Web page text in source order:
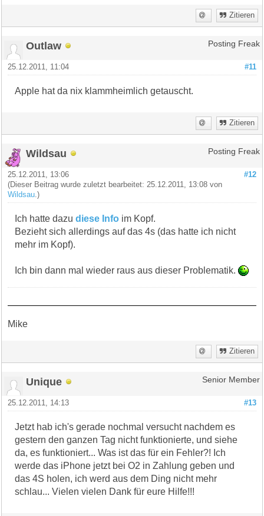
Zitieren
Outlaw Posting Freak
#11
25.12.2011, 11:04
Apple hat da nix klammheimlich getauscht.
Zitieren
Wildsau Posting Freak
#12
25.12.2011, 13:06
(Dieser Beitrag wurde zuletzt bearbeitet: 25.12.2011, 13:08 von
Wildsau .)
Ich hatte dazudiese Info im Kopf.
Bezieht sich allerdings auf das 4s (das hatte ich nicht
mehr im Kopf).
Ich bin dann mal wieder raus aus dieser Problematik.
Mike
Zitieren
Unique Senior Member
#13
25.12.2011, 14:13
Jetzt hab ich's gerade nochmal versucht nachdem es
gestern den ganzen Tag nicht funktionierte, und siehe
da, es funktioniert... Was ist das für ein Fehler?! Ich
werde das iPhone jetzt bei O2 in Zahlung geben und
das 4S holen, ich werd aus dem Ding nicht mehr
schlau... Vielen vielen Dank für eure Hilfe!!!